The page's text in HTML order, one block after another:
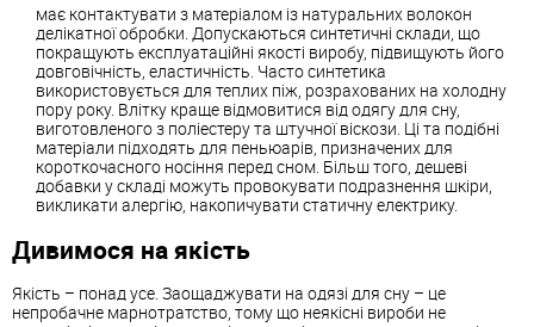
має контактувати з матеріалом із натуральних волокон
делікатної обробки. Допускаються синтетичні склади, що
покращують експлуатаційні якості виробу, підвищують його
довговічність, еластичність. Часто синтетика
використовується для теплих піж, розрахованих на холодну
пору року. Влітку краще відмовитися від одягу для сну,
виготовленого з поліестеру та штучної віскози. Ці та подібні
матеріали підходять для пеньюарів, призначених для
короткочасного носіння перед сном. Більш того, дешеві
добавки у складі можуть провокувати подразнення шкіри,
викликати алергію, накопичувати статичну електрику.
Дивимося на якість
Якість – понад усе. Заощаджувати на одязі для сну – це
непробачне марнотратство, тому що неякісні вироби не